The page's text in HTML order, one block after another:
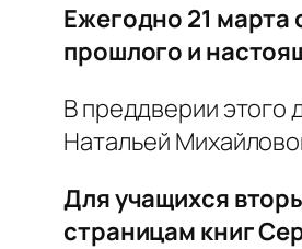
Ежегодно 21 марта
прошлого и
В преддверии этого
Натальей
Для учащихся
страницам книг